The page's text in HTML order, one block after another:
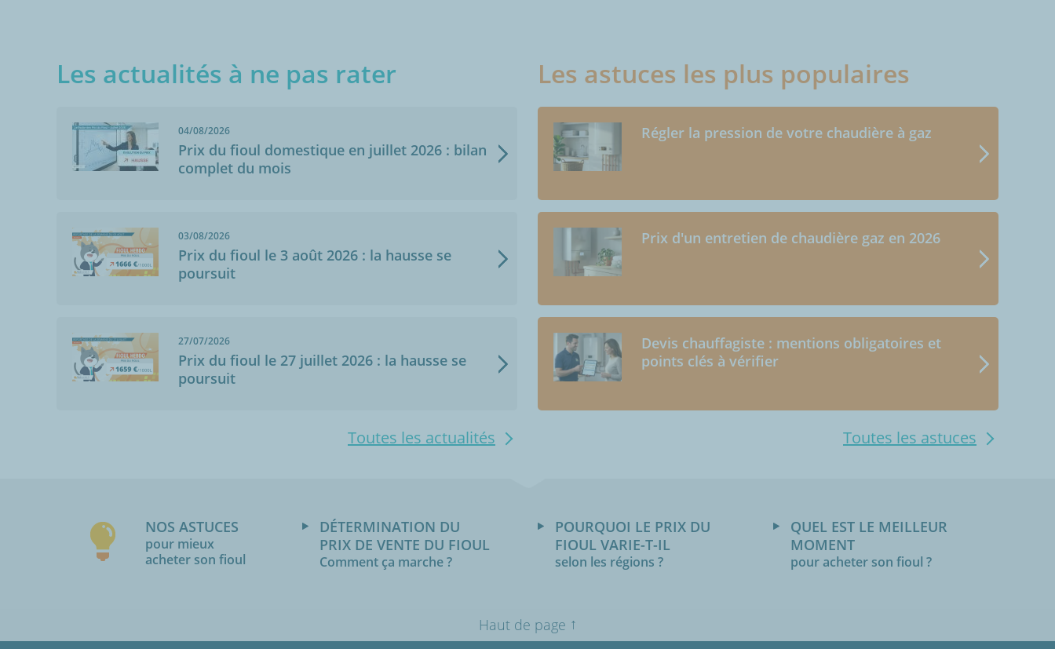
Les actualités à ne pas rater
04/08/2026
Prix du fioul domestique en juillet 2026 : bilan
complet du mois
03/08/2026
Prix du fioul le 3 août 2026 : la hausse se
poursuit
27/07/2026
Prix du fioul le 27 juillet 2026 : la hausse se
poursuit
Toutes les actualités
Les astuces les plus populaires
Régler la pression de votre chaudière à gaz
Prix d'un entretien de chaudière gaz en 2026
Devis chauffagiste : mentions obligatoires et
points clés à vérifier
Toutes les astuces
NOS ASTUCES
pour mieux
acheter son fioul
DÉTERMINATION DU
PRIX DE VENTE DU FIOUL
Comment ça marche ?
POURQUOI LE PRIX DU
FIOUL VARIE-T-IL
selon les régions ?
QUEL EST LE MEILLEUR
MOMENT
pour acheter son fioul ?
Haut de page ↑